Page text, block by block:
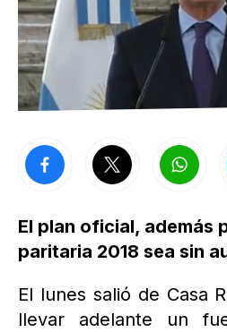
El plan oficial, además
paritaria 2018 sea sin
El lunes salió de Casa
llevar adelante un